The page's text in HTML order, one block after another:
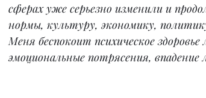
сферах уже серьезно изменили и
нормы, культуру, экономику,
Меня беспокоит психическое
эмоциональные потрясения, впадение